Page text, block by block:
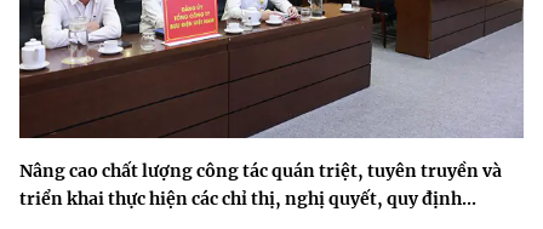
Nâng cao chất lượng công tác quán triệt, tuyên truyền và
triển khai thực hiện các chỉ thị, nghị quyết, quy định...